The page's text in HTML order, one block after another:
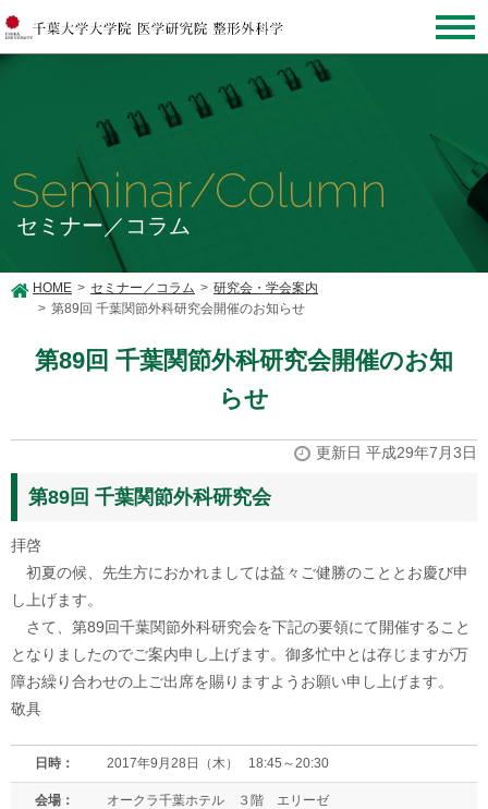
Seminar/Column
セミナー／コラム
HOME セミナー／コラム
研究会・学会案内
第89回 千葉関節外科研究会開催のお知らせ
第89回 千葉関節外科研究会開催のお知
らせ
更新日 平成29年7月3日
第89回 千葉関節外科研究会
拝啓
初夏の候、先生方におかれましては益々ご健勝のこととお慶び申
し上げます。
さて、第89回千葉関節外科研究会を下記の要領にて開催すること
となりましたのでご案内申し上げます。御多忙中とは存じますが万
障お繰り合わせの上ご出席を賜りますようお願い申し上げます。
敬具
日時： 2017年9月28日（木） 18:45～20:30
会場：
オークラ千葉ホテル ３階 エリーゼ